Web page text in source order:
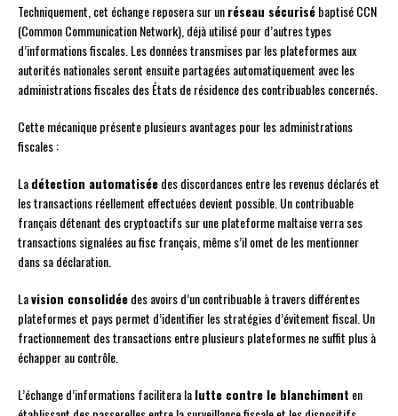
Techniquement, cet échange reposera sur unréseau sécurisébaptisé CCN
(Common Communication Network), déjà utilisé pour d’autres types
d’informations fiscales. Les données transmises par les plateformes aux
autorités nationales seront ensuite partagées automatiquement avec les
administrations fiscales des États de résidence des contribuables concernés.
Cette mécanique présente plusieurs avantages pour les administrations
fiscales :
Ladétection automatiséedes discordances entre les revenus déclarés et
les transactions réellement effectuées devient possible. Un contribuable
français détenant des cryptoactifs sur une plateforme maltaise verra ses
transactions signalées au fisc français, même s’il omet de les mentionner
dans sa déclaration.
Lavision consolidéedes avoirs d’un contribuable à travers différentes
plateformes et pays permet d’identifier les stratégies d’évitement fiscal. Un
fractionnement des transactions entre plusieurs plateformes ne suffit plus à
échapper au contrôle.
L’échange d’informations facilitera lalutte contre le blanchiment en